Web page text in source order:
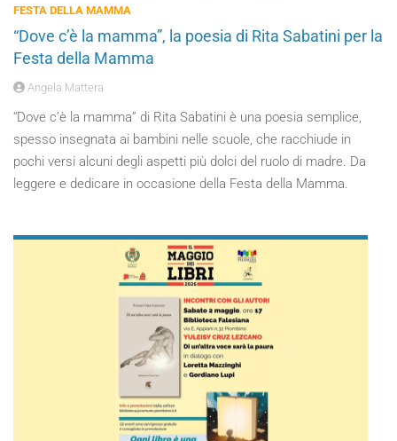
FESTA DELLA MAMMA
“Dove c’è la mamma”, la poesia di Rita Sabatini per la
Festa della Mamma
Angela Mattera
“Dove c’è la mamma” di Rita Sabatini è una poesia semplice,
spesso insegnata ai bambini nelle scuole, che racchiude in
pochi versi alcuni degli aspetti più dolci del ruolo di madre. Da
leggere e dedicare in occasione della Festa della Mamma.